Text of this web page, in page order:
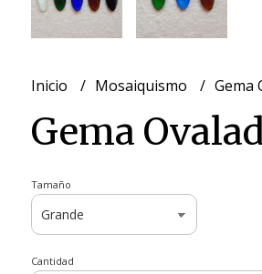
Inicio Mosaiquismo Gema
Gema
Tamaño
Cantidad